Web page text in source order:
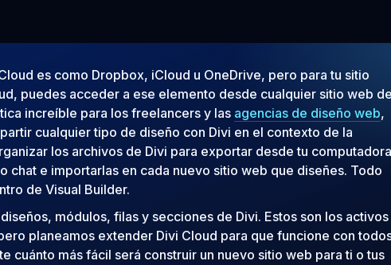
es como Dropbox, iCloud u OneDrive, pero para tu sitio
puedes acceder a ese elemento desde cualquier sitio web
increíble para los freelancers y las agencias de diseño web,
cualquier tipo de diseño con Divi en el contexto de la
los archivos de Divi para exportar desde tu
e importarlas en cada nuevo sitio web que diseñes. Todo
de Visual Builder.
módulos, filas y secciones de Divi. Estos son los activos
planeamos extender Divi Cloud para que funcione con
cuánto más fácil será construir un nuevo sitio web para ti o tus